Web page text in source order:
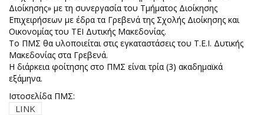
Διοίκησης» με τη συνεργασία του Τμήματος Διοίκησης
Επιχειρήσεων με έδρα τα Γρεβενά της Σχολής Διοίκησης και
Οικονομίας του ΤΕΙ Δυτικής Μακεδονίας.
Το ΠΜΣ θα υλοποιείται στις εγκαταστάσεις του Τ.Ε.Ι. Δυτικής
Μακεδονίας στα Γρεβενά.
Η διάρκεια φοίτησης στο ΠΜΣ είναι τρία (3) ακαδημαϊκά
εξάμηνα.
Ιστοσελίδα ΠΜΣ:
LINK